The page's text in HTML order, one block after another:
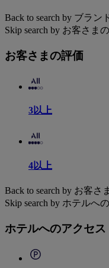
Back to search by ブラン
Skip search by お客さま
お客さまの評価
3以上
4以上
Back to search by お客さ
Skip search by ホテルへ
ホテルへのアクセス